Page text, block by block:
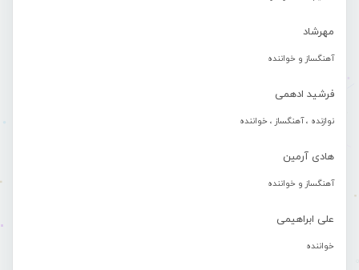
مهرشاد
آهنگساز و خواننده
فرشید ادهمی
نوازنده ، آهنگساز ، خواننده
هادی آرمین
آهنگساز و خواننده
علی ابراهیمی
خواننده